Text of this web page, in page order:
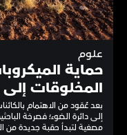
علوم
حماية
المخلوقات
بعد عُقود من الاهتمام
إلى دائرة الضوء؛ فصرخة
مصغية لتبدأ حقبة جديدة من